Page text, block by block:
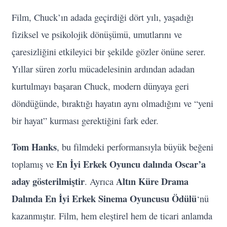
Film, Chuck’ın adada geçirdiği dört yılı, yaşadığı
fiziksel ve psikolojik dönüşümü, umutlarını ve
çaresizliğini etkileyici bir şekilde gözler önüne serer.
Yıllar süren zorlu mücadelesinin ardından adadan
kurtulmayı başaran Chuck, modern dünyaya geri
döndüğünde, bıraktığı hayatın aynı olmadığını ve “yeni
bir hayat” kurması gerektiğini fark eder.
Tom Hanks, bu filmdeki performansıyla büyük beğeni
toplamış ve En İyi Erkek Oyuncu dalında Oscar’a
aday gösterilmiştir. Ayrıca Altın Küre Drama
Dalında En İyi Erkek Sinema Oyuncusu Ödülü‘nü
kazanmıştır. Film, hem eleştirel hem de ticari anlamda